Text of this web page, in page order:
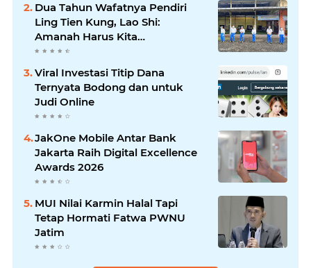
Dua Tahun Wafatnya Pendiri
Ling Tien Kung, Lao Shi:
Amanah Harus Kita
Laksanakan!
Viral Investasi Titip Dana
Ternyata Bodong dan untuk
Judi Online
JakOne Mobile Antar Bank
Jakarta Raih Digital Excellence
Awards 2026
MUI Nilai Karmin Halal Tapi
Tetap Hormati Fatwa PWNU
Jatim